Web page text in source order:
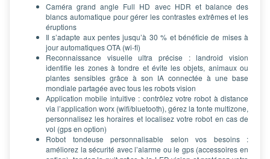
Caméra grand angle Full HD avec HDR et balance des
blancs automatique pour gérer les contrastes extrêmes et les
éruptions
Il s’adapte aux pentes jusqu’à 30 % et bénéficie de mises à
jour automatiques OTA (wi-fi)
Reconnaissance visuelle ultra précise : landroid vision
identifie les zones à tondre et évite les objets, animaux ou
plantes sensibles grâce à son IA connectée à une base
mondiale partagée avec tous les robots vision
Application mobile intuitive : contrôlez votre robot à distance
via l’application worx (wifi/bluetooth), gérez la tonte multizone,
personnalisez les horaires et localisez votre robot en cas de
vol (gps en option)
Robot tondeuse personnalisable selon vos besoins :
améliorez la sécurité avec l’alarme ou le gps (accessoires en